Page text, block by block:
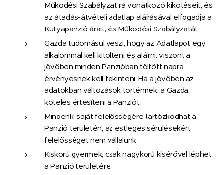
Működési Szabályzat rá vonatkozó kikötéseit, és
az átadás-átvételi adatlap aláírásával elfogadja a
Kutyapanzió árait, és Működési Szabályzatát
Gazda tudomásul veszi, hogy az Adatlapot egy
alkalommal kell kitölteni és aláírni, viszont a
jövőben minden Panzióban töltött napra
érvényesnek kell tekinteni. Ha a jövőben az
adatokban változások történnek, a Gazda
köteles értesíteni a Panziót.
Mindenki saját felelősségére tartózkodhat a
Panzió területén, az estleges sérülésekért
felelősséget nem vállalunk.
Kiskorú gyermek, csak nagykorú kísérővel léphet
a Panzió területére.